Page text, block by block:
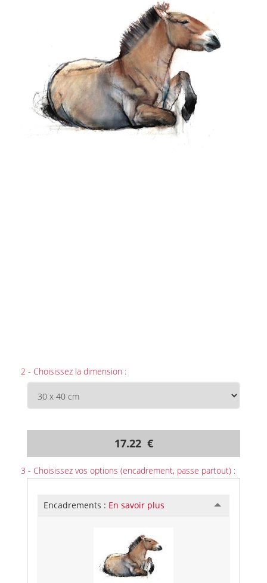
2 - Choisissez la dimension :
17.22 €
3 - Choisissez vos options (encadrement, passe partout) :
Encadrements : En savoir plus